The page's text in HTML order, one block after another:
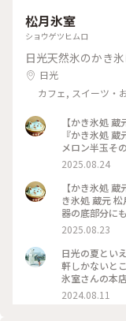
松月氷室
ショウゲツヒムロ
日光天然氷のかき
日光
カフェ, スイーツ・
【かき氷処
『かき氷処
メロン半玉そ
メロメロメロ
らのメロン型
じでした🤣
議な感覚🍈 ．
10%）だそうです🍈 ． #栃木 #日光 #日光
氷室#かき氷
時間 #日光行
2025.08.24
【かき氷処
き氷処 蔵元 松
器の底部分に
濃厚なクリー
きました♪ て
楽しめたのは
の方は氷水に
かったの🫢 最
． #栃木 #日
ーキャラメル
2025.08.23
日光の夏とい
軒しかないところ
氷室さんの本店へ職
ーアルしてシンプ
贅沢に生いちごス
2024.08.11